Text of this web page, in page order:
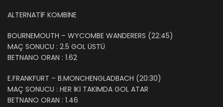
ALTERNATİF KOMBİNE
BOURNEMOUTH – WYCOMBE WANDERERS (22:45)
MAÇ SONUCU : 2.5 GOL ÜSTÜ
BETNANO ORAN : 1.62
E.FRANKFURT – B.MONCHENGLADBACH (20:30)
MAÇ SONUCU : HER İKİ TAKIMDA GOL ATAR
BETNANO ORAN : 1.46